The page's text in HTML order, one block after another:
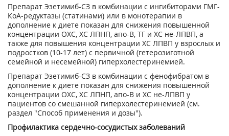
Препарат Эзетимиб-СЗ в комбинации с ингибиторами ГМГ-
КоА-редуктазы (статинами) или в монотерапии в
дополнение к диете показан для снижения повышенной
концентрации ОХС, ХС ЛПНП, апо-В, ТГ и ХС не-ЛПВП, а
также для повышения концентрации ХС ЛПВП у взрослых и
подростков (10-17 лет) с первичной (гетерозиготной
семейной и несемейной) гиперхолестеринемией.
Препарат Эзетимиб-СЗ в комбинации с фенофибратом в
дополнение к диете показан для снижения повышенной
концентрации ОХС, ХС ЛПНП, апо-В и ХС не-ЛПВП у
пациентов со смешанной гиперхолестеринемией (см.
раздел "Способ применения и дозы").
Профилактика сердечно-сосудистых заболеваний